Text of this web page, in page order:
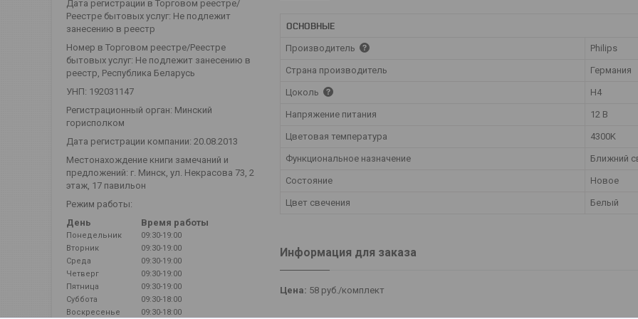
ОСНОВНЫЕ
Производитель Philips
Страна производитель Германия
Цоколь H4
Напряжение питания 12 В
Цветовая температура 4300K
Функциональное назначение Ближний
Состояние Новое
Цвет свечения Белый
Информация для заказа
Цена: 58 руб./комплект
Дата регистрации в Торговом реестре/
Реестре бытовых услуг: Не подлежит
занесению в реестр
Номер в Торговом реестре/Реестре
бытовых услуг: Не подлежит занесению в
реестр, Республика Беларусь
УНП: 192031147
Регистрационный орган: Минский
горисполком
Дата регистрации компании: 20.08.2013
Местонахождение книги замечаний и
предложений: г. Минск, ул. Некрасова 73, 2
этаж, 17 павильон
Режим работы:
День
Время работы
Понедельник
09:30-19:00
Вторник
09:30-19:00
Среда
09:30-19:00
Четверг
09:30-19:00
Пятница
09:30-19:00
Суббота
09:30-18:00
Воскресенье
09:30-18:00